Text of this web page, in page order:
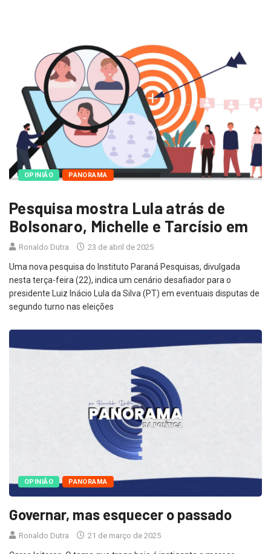
OPINIÃO PANORAMA
Pesquisa mostra Lula atrás de
Bolsonaro, Michelle e Tarcísio em
Ronaldo Dutra 23 de abril de 2025
Uma nova pesquisa do Instituto Paraná Pesquisas, divulgada
nesta terça-feira (22), indica um cenário desafiador para o
presidente Luiz Inácio Lula da Silva (PT) em eventuais disputas de
segundo turno nas eleições
OPINIÃO PANORAMA
Governar, mas esquecer o passado
Ronaldo Dutra 21 de março de 2025